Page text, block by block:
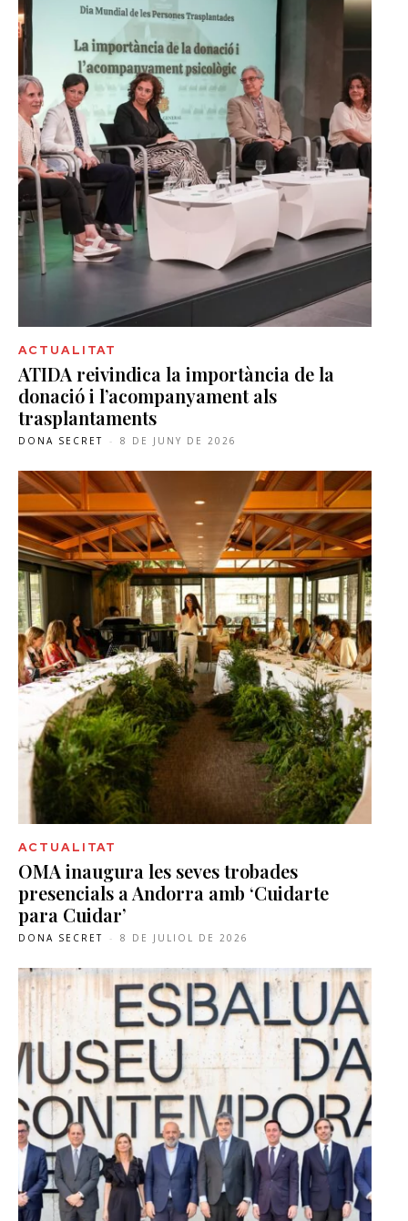
ACTUALITAT
ATIDA reivindica la importància de la
donació i l’acompanyament als
trasplantaments
DONA SECRET - 8 DE JUNY DE 2026
ACTUALITAT
OMA inaugura les seves trobades
presencials a Andorra amb ‘Cuidarte
para Cuidar’
DONA SECRET - 8 DE JULIOL DE 2026